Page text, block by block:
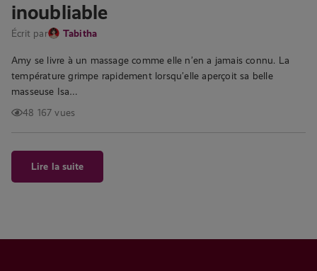
inoubliable
Écrit par Tabitha
Amy se livre à un massage comme elle n’en a jamais connu. La
température grimpe rapidement lorsqu’elle aperçoit sa belle
masseuse Isa…
48 167 vues
Lire la suite